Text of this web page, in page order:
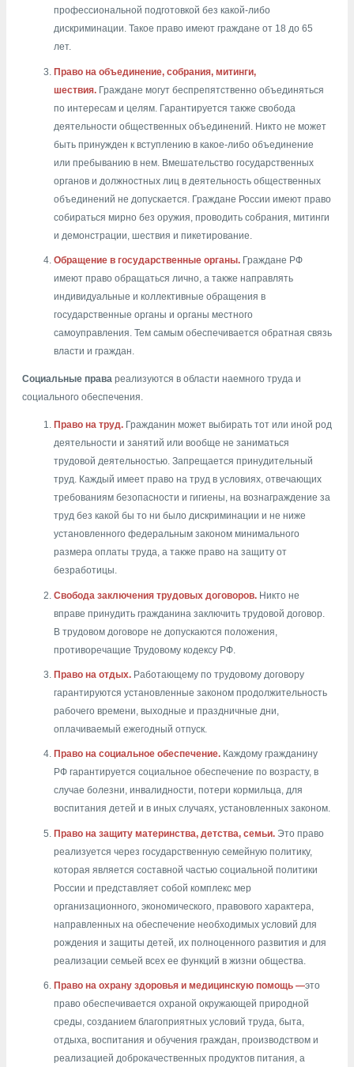
профессиональной подготовкой без какой-либо
дискриминации. Такое право имеют граждане от 18 до 65
лет.
Право на объединение, собрания, митинги,
шествия. Граждане могут беспрепятственно объединяться
по интересам и целям. Гарантируется также свобода
деятельности общественных объединений. Никто не может
быть принужден к вступлению в какое-либо объединение
или пребыванию в нем. Вмешательство государственных
органов и должностных лиц в деятельность общественных
объединений не допускается. Граждане России имеют право
собираться мирно без оружия, проводить собрания, митинги
и демонстрации, шествия и пикетирование.
Обращение в государственные органы. Граждане РФ
имеют право обращаться лично, а также направлять
индивидуальные и коллективные обращения в
государственные органы и органы местного
самоуправления. Тем самым обеспечивается обратная связь
власти и граждан.
Социальные права реализуются в области наемного труда и
социального обеспечения.
Право на труд. Гражданин может выбирать тот или иной род
деятельности и занятий или вообще не заниматься
трудовой деятельностью. Запрещается принудительный
труд. Каждый имеет право на труд в условиях, отвечающих
требованиям безопасности и гигиены, на вознаграждение за
труд без какой бы то ни было дискриминации и не ниже
установленного федеральным законом минимального
размера оплаты труда, а также право на защиту от
безработицы.
Свобода заключения трудовых договоров. Никто не
вправе принудить гражданина заключить трудовой договор.
В трудовом договоре не допускаются положения,
противоречащие Трудовому кодексу РФ.
Право на отдых. Работающему по трудовому договору
гарантируются установленные законом продолжительность
рабочего времени, выходные и праздничные дни,
оплачиваемый ежегодный отпуск.
Право на социальное обеспечение. Каждому гражданину
РФ гарантируется социальное обеспечение по возрасту, в
случае болезни, инвалидности, потери кормильца, для
воспитания детей и в иных случаях, установленных законом.
Право на защиту материнства, детства, семьи. Это право
реализуется через государственную семейную политику,
которая является составной частью социальной политики
России и представляет собой комплекс мер
организационного, экономического, правового характера,
направленных на обеспечение необходимых условий для
рождения и защиты детей, их полноценного развития и для
реализации семьей всех ее функций в жизни общества.
Право на охрану здоровья и медицинскую помощь —это
право обеспечивается охраной окружающей природной
среды, созданием благоприятных условий труда, быта,
отдыха, воспитания и обучения граждан, производством и
реализацией доброкачественных продуктов питания, а